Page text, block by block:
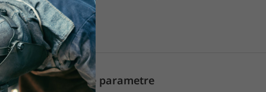
Dodatočné parametre